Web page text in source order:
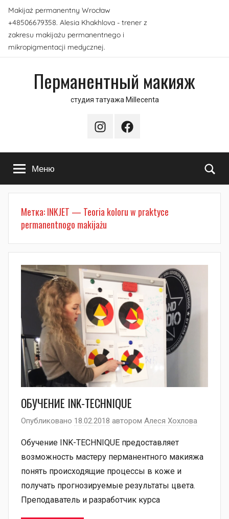
Перейти
содержимому
Makijaż permanentny Wrocław
+48506679358. Alesia Khakhlova - trener z
zakresu makijażu permanentnego i
mikropigmentacji medycznej.
Перманентный макияж
студия татуажа Millecenta
InstagramFacebook
Меню
Метка:INKJET — Teoria koloru w praktyce
permanentnogo makijażu
ОБУЧЕНИЕ INK-TECHNIQUE
Опубликовано 18.02.2018 автором Алеся Хохлова
Обучение INK-TECHNIQUE предоставляет
возможность мастеру перманентного макияжа
понять происходящие процессы в коже и
получать прогнозируемые результаты цвета.
Преподаватель и разработчик курса